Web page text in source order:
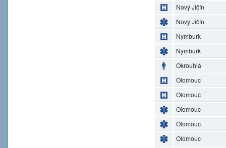
Nový Jičín
Nový Jičín
Nymburk
Nymburk
Okrouhlá
Olomouc
Olomouc
Olomouc
Olomouc
Olomouc